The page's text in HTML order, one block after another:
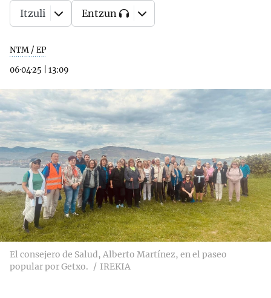
NTM / EP
06·04·25
13:09
Itzuli Entzun
El consejero de Salud, Alberto Martínez, en el paseo
popular por Getxo.
IREKIA